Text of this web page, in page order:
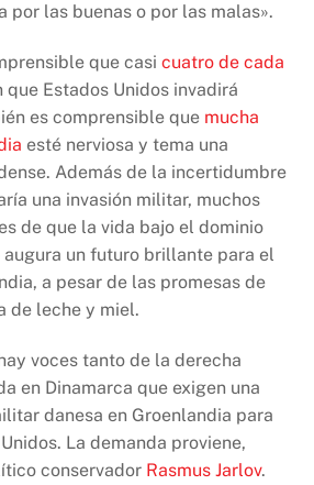
por las buenas o por las malas».
que casi cuatro de cada
que Estados Unidos invadirá
es comprensible que mucha
esté nerviosa y tema una
Además de la incertidumbre
una invasión militar, muchos
de que la vida bajo el dominio
augura un futuro brillante para el
a pesar de las promesas de
de leche y miel.
voces tanto de la derecha
en Dinamarca que exigen una
danesa en Groenlandia para
La demanda proviene,
conservador Rasmus Jarlov.